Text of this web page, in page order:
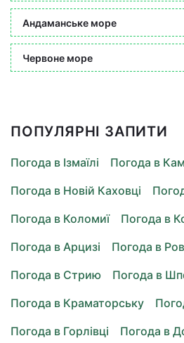
Андаманське море
Червоне море
ПОПУЛЯРНІ ЗАПИТИ
Погода в Ізмаїлі
Погода в
Погода в Новій Каховці
Погода в Коломиї
Погода в
Погода в Арцизі
Погода в
Погода в Стрию
Погода в
Погода в Краматорську
Погода в Горлівці
Погода в